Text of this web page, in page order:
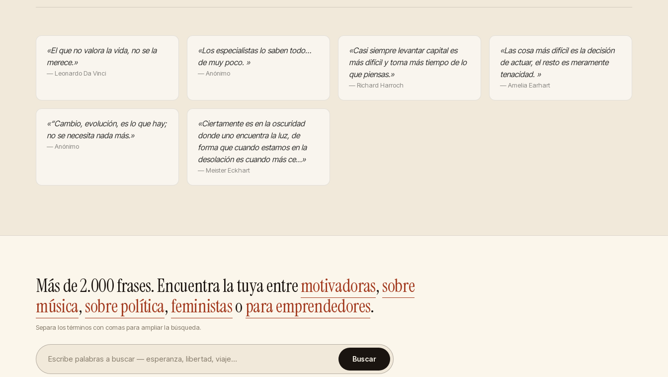
«El que no valora la vida, no se la
merece.»
— Leonardo Da Vinci
«Los especialistas lo saben todo…
de muy poco. »
— Anónimo
«Casi siempre levantar capital es
más difícil y toma más tiempo de lo
que piensas.»
— Richard Harroch
«Las cosa más difícil es la decisión
de actuar, el resto es meramente
tenacidad. »
— Amelia Earhart
«“Cambio, evolución, es lo que hay;
no se necesita nada más.»
— Anónimo
«Ciertamente es en la oscuridad
donde uno encuentra la luz, de
forma que cuando estamos en la
desolación es cuando más ce…»
— Meister Eckhart
Más de 2.000 frases. Encuentra la tuya entremotivadoras,sobre
música,sobre política,feministasopara emprendedores.
Separa los términos con comas para ampliar la búsqueda.
Buscar